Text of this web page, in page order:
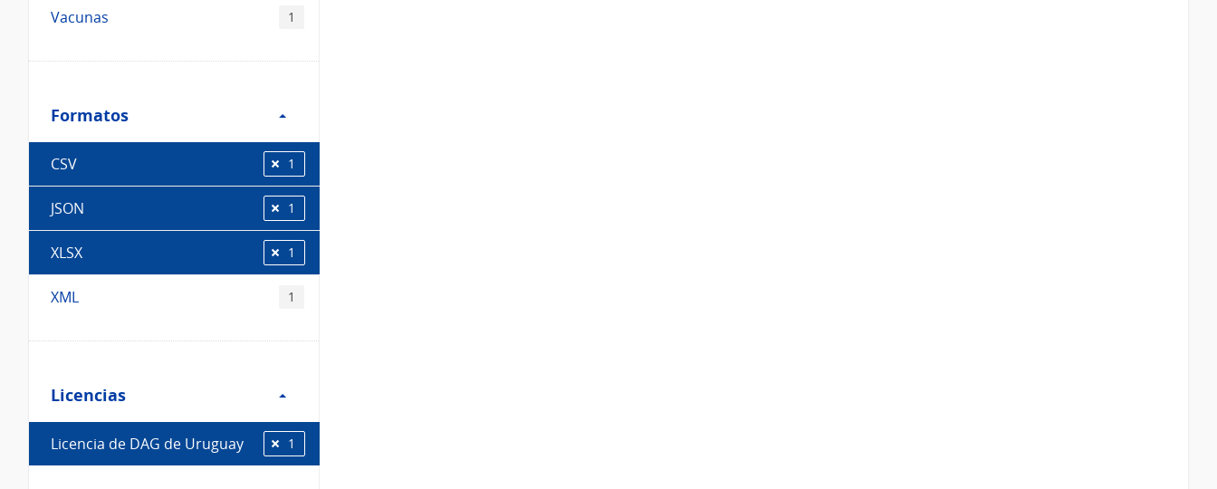
Vacunas 1
Formatos
Formatos
CSV 1
JSON 1
XLSX 1
XML 1
Licencias
Licencias
Licencia de DAG de Uruguay 1